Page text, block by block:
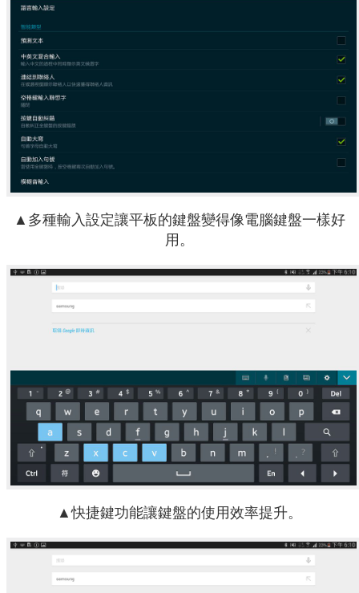
▲多種輸入設定讓平板的鍵盤變得像電腦鍵盤一樣好
用。
▲快捷鍵功能讓鍵盤的使用效率提升。